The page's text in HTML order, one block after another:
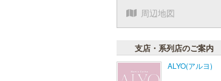
周辺地図
支店・系列店のご案内
ALYO(アルヨ)